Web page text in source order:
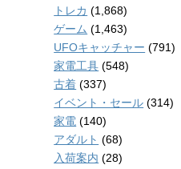
トレカ (1,868)
ゲーム (1,463)
UFOキャッチャー (791)
家電工具 (548)
古着 (337)
イベント・セール (314)
家電 (140)
アダルト (68)
入荷案内 (28)